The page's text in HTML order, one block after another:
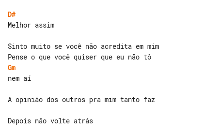
D#
Melhor assim
Sinto muito se você não acredita em mim
Gm
nem aí
A opinião dos outros pra mim tanto faz
Depois não volte atrás